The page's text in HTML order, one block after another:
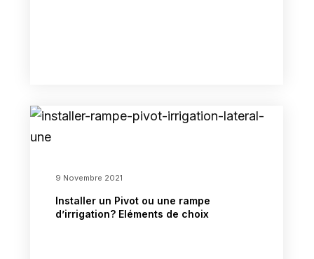
9 Novembre 2021
Installer un Pivot ou une rampe
d’irrigation? Eléments de choix